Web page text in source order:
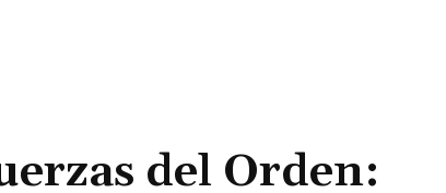
del Orden: